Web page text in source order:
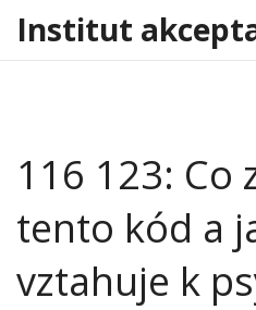
Institut
116 123: Co
tento kód a
vztahuje k